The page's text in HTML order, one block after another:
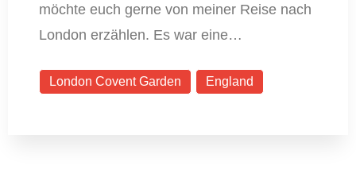
möchte euch gerne von meiner Reise nach
London erzählen. Es war eine…
London Covent Garden England